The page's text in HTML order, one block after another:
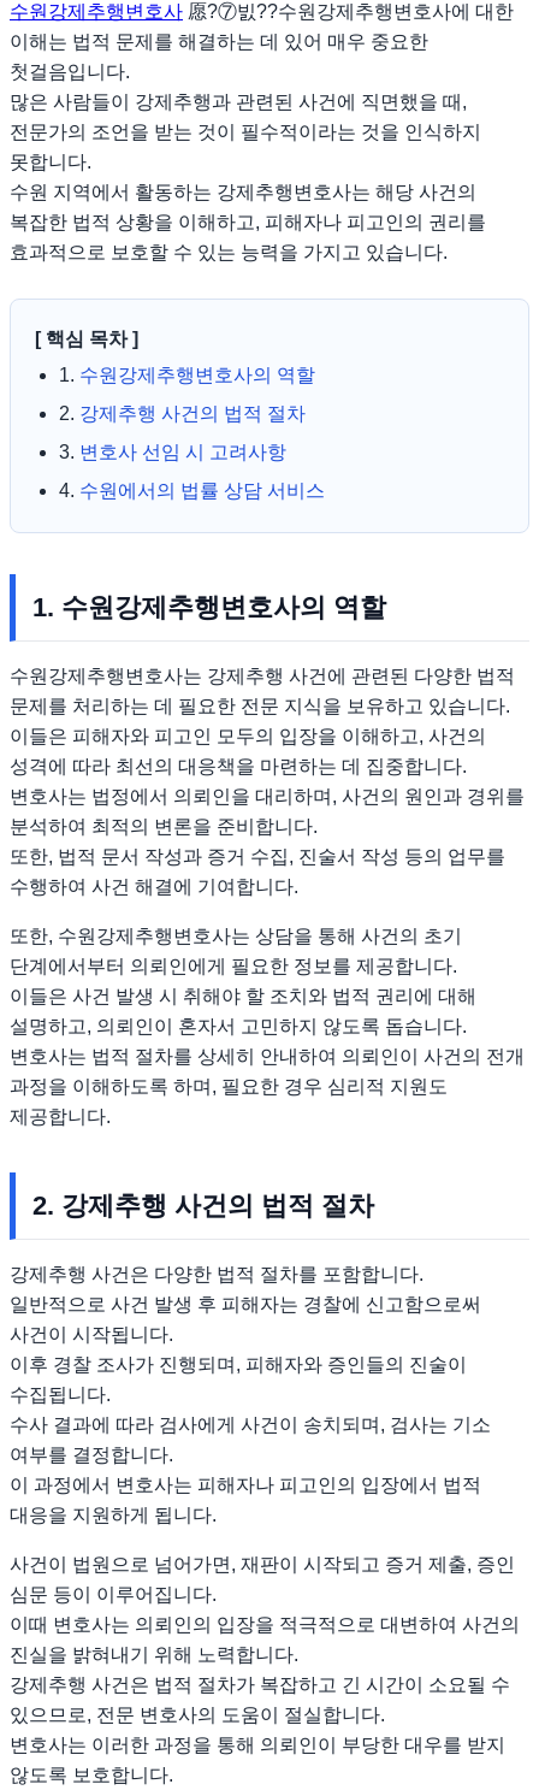
수원강제추행변호사 愿?⑦빐??수원강제추행변호사에 대한
이해는 법적 문제를 해결하는 데 있어 매우 중요한
첫걸음입니다.
많은 사람들이 강제추행과 관련된 사건에 직면했을 때,
전문가의 조언을 받는 것이 필수적이라는 것을 인식하지
못합니다.
수원 지역에서 활동하는 강제추행변호사는 해당 사건의
복잡한 법적 상황을 이해하고, 피해자나 피고인의 권리를
효과적으로 보호할 수 있는 능력을 가지고 있습니다.
[ 핵심 목차 ]
1. 수원강제추행변호사의 역할
2. 강제추행 사건의 법적 절차
3. 변호사 선임 시 고려사항
4. 수원에서의 법률 상담 서비스
1. 수원강제추행변호사의 역할
수원강제추행변호사는 강제추행 사건에 관련된 다양한 법적
문제를 처리하는 데 필요한 전문 지식을 보유하고 있습니다.
이들은 피해자와 피고인 모두의 입장을 이해하고, 사건의
성격에 따라 최선의 대응책을 마련하는 데 집중합니다.
변호사는 법정에서 의뢰인을 대리하며, 사건의 원인과 경위를
분석하여 최적의 변론을 준비합니다.
또한, 법적 문서 작성과 증거 수집, 진술서 작성 등의 업무를
수행하여 사건 해결에 기여합니다.
또한, 수원강제추행변호사는 상담을 통해 사건의 초기
단계에서부터 의뢰인에게 필요한 정보를 제공합니다.
이들은 사건 발생 시 취해야 할 조치와 법적 권리에 대해
설명하고, 의뢰인이 혼자서 고민하지 않도록 돕습니다.
변호사는 법적 절차를 상세히 안내하여 의뢰인이 사건의 전개
과정을 이해하도록 하며, 필요한 경우 심리적 지원도
제공합니다.
2. 강제추행 사건의 법적 절차
강제추행 사건은 다양한 법적 절차를 포함합니다.
일반적으로 사건 발생 후 피해자는 경찰에 신고함으로써
사건이 시작됩니다.
이후 경찰 조사가 진행되며, 피해자와 증인들의 진술이
수집됩니다.
수사 결과에 따라 검사에게 사건이 송치되며, 검사는 기소
여부를 결정합니다.
이 과정에서 변호사는 피해자나 피고인의 입장에서 법적
대응을 지원하게 됩니다.
사건이 법원으로 넘어가면, 재판이 시작되고 증거 제출, 증인
심문 등이 이루어집니다.
이때 변호사는 의뢰인의 입장을 적극적으로 대변하여 사건의
진실을 밝혀내기 위해 노력합니다.
강제추행 사건은 법적 절차가 복잡하고 긴 시간이 소요될 수
있으므로, 전문 변호사의 도움이 절실합니다.
변호사는 이러한 과정을 통해 의뢰인이 부당한 대우를 받지
않도록 보호합니다.